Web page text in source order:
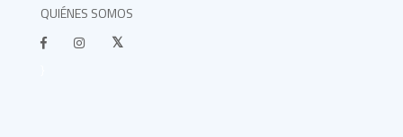
QUIÉNES SOMOS